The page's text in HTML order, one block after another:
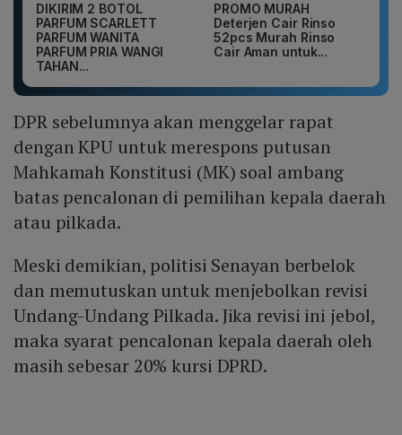
DIKIRIM 2 BOTOL
PARFUM SCARLETT
PARFUM WANITA
PARFUM PRIA WANGI
TAHAN...
PROMO MURAH
Deterjen Cair Rinso
52pcs Murah Rinso
Cair Aman untuk...
DPR sebelumnya akan menggelar rapat
dengan KPU untuk merespons putusan
Mahkamah Konstitusi (MK) soal ambang
batas pencalonan di pemilihan kepala daerah
atau pilkada.
Meski demikian, politisi Senayan berbelok
dan memutuskan untuk menjebolkan revisi
Undang-Undang Pilkada. Jika revisi ini jebol,
maka syarat pencalonan kepala daerah oleh
masih sebesar 20% kursi DPRD.